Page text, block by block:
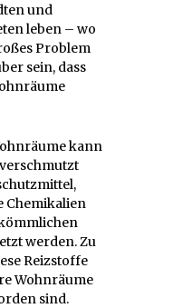
und
leben – wo
Problem
sein, dass
kann
Chemikalien
werden. Zu
Reizstoffe
Wohnräume
sind.